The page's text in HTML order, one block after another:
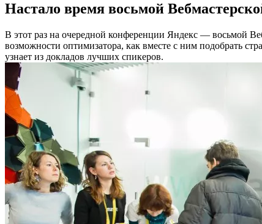
Настало время восьмой
В этот раз на очередной конференции Яндекс — восьмой
возможности оптимизатора, как вместе с ним подобрать
узнает из докладов лучших спикеров.